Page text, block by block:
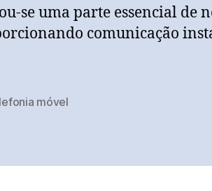
se uma parte essencial de
comunicação
móvel